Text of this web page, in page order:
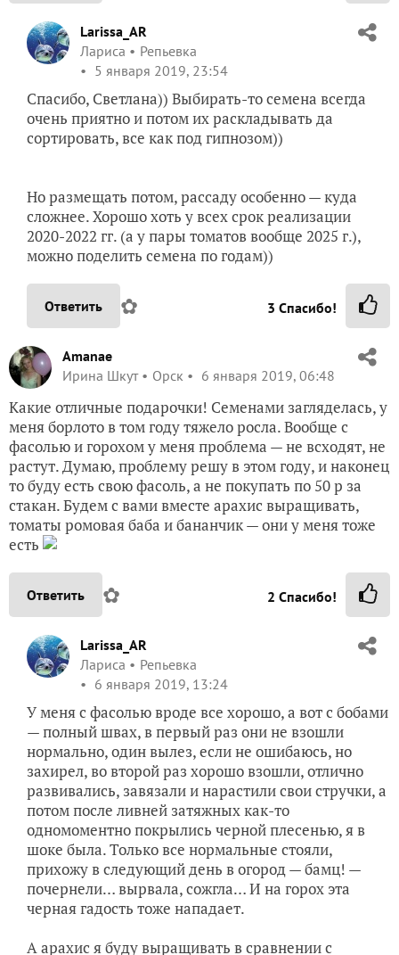
Larissa_AR
Лариса
Репьевка
5 января 2019, 23:54
Спасибо, Светлана)) Выбирать-то семена всегда
очень приятно и потом их раскладывать да
сортировать, все как под гипнозом))
Но размещать потом, рассаду особенно — куда
сложнее. Хорошо хоть у всех срок реализации
2020-2022 гг. (а у пары томатов вообще 2025 г.),
можно поделить семена по годам))
Ответить ✿ 3 Спасибо!
Amanae
Ирина Шкут
Орск 6 января 2019, 06:48
Какие отличные подарочки! Семенами загляделась, у
меня борлото в том году тяжело росла. Вообще с
фасолью и горохом у меня проблема — не всходят, не
растут. Думаю, проблему решу в этом году, и наконец
то буду есть свою фасоль, а не покупать по 50 р за
стакан. Будем с вами вместе арахис выращивать,
томаты ромовая баба и бананчик — они у меня тоже
есть
Ответить ✿ 2 Спасибо!
Larissa_AR
Лариса
Репьевка
6 января 2019, 13:24
У меня с фасолью вроде все хорошо, а вот с бобами
— полный швах, в первый раз они не взошли
нормально, один вылез, если не ошибаюсь, но
захирел, во второй раз хорошо взошли, отлично
развивались, завязали и нарастили свои стручки, а
потом после ливней затяжных как-то
одномоментно покрылись черной плесенью, я в
шоке была. Только все нормальные стояли,
прихожу в следующий день в огород — бамц! —
почернели… вырвала, сожгла… И на горох эта
черная гадость тоже нападает.
А арахис я буду выращивать в сравнении с